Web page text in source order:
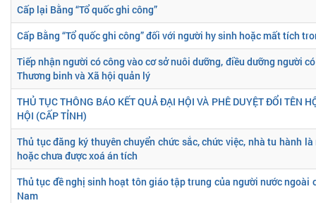
Cấp lại Bằng “Tổ quốc ghi công”
Cấp Bằng “Tổ quốc ghi công” đối với người hy sinh hoặc mất tích
Tiếp nhận người có công vào cơ sở nuôi dưỡng, điều dưỡng người
Thương binh và Xã hội quản lý
THỦ TỤC THÔNG BÁO KẾT QUẢ ĐẠI HỘI VÀ PHÊ DUYỆT ĐỔI TÊN
HỘI (CẤP TỈNH)
Thủ tục đăng ký thuyên chuyển chức sắc, chức việc, nhà tu hành
hoặc chưa được xoá án tích
Thủ tục đề nghị sinh hoạt tôn giáo tập trung của người nước ngoài
Nam